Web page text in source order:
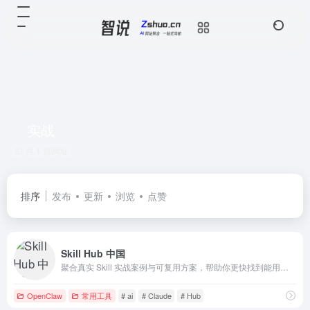
排序 发布 更新 浏览 点赞
Skill Hub 中国
OpenClaw 常用工具 # ai # Claude # Hub